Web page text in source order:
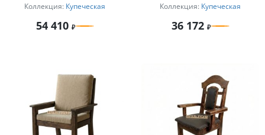
Коллекция: Купеческая
54 410
Коллекция: Купеческая
36 172